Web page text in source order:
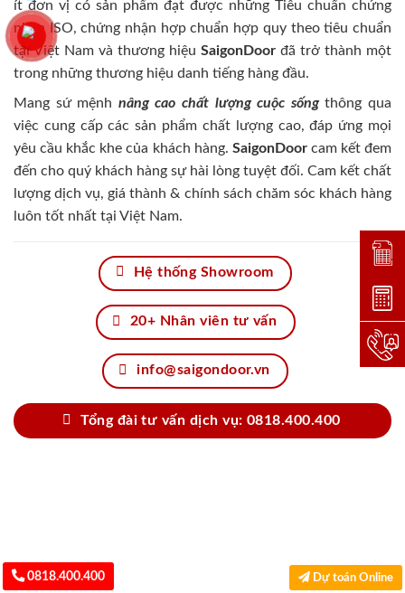
ít đơn vị có sản phẩm đạt được những Tiêu chuẩn chứng
nhận ISO, chứng nhận hợp chuẩn hợp quy theo tiêu chuẩn
tại Việt Nam và thương hiệu SaigonDoor đã trở thành một
trong những thương hiệu danh tiếng hàng đầu.
Mang sứ mệnh nâng cao chất lượng cuộc sốngthông qua
việc cung cấp các sản phẩm chất lượng cao, đáp ứng mọi
yêu cầu khắc khe của khách hàng. SaigonDoorcam kết đem
đến cho quý khách hàng sự hài lòng tuyệt đối. Cam kết chất
lượng dịch vụ, giá thành & chính sách chăm sóc khách hàng
luôn tốt nhất tại Việt Nam.
Hệ thống Showroom
20+ Nhân viên tư vấn
info@saigondoor.vn
Tổng đài tư vấn dịch vụ: 0818.400.400
0818.400.400 Dự toán Online
Đặt
Dự